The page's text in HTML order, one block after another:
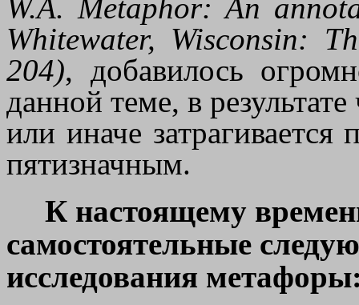
W.A. Metaphor: An
Whitewater, Wisconsin:
204), добавилось
данной теме, в
или иначе
пятизначным.
К настоящему
самостоятельные
исследования